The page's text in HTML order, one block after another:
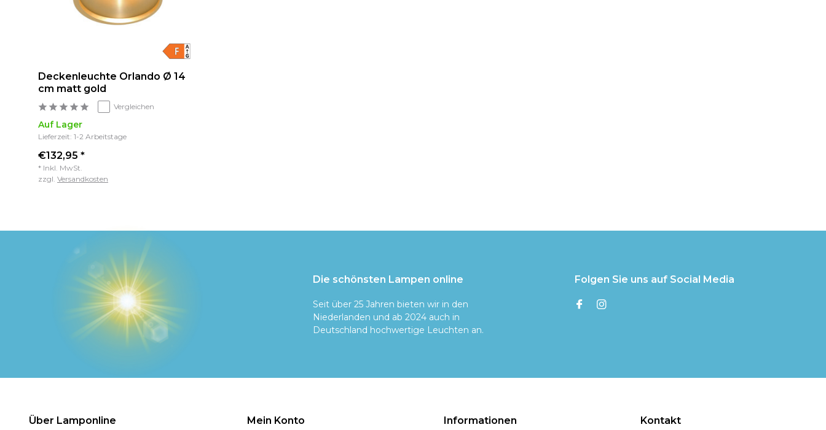
Deckenleuchte Orlando Ø 14
cm matt gold
Vergleichen
Auf Lager
Lieferzeit: 1-2 Arbeitstage
€132,95 *
* Inkl. MwSt.
zzgl. Versandkosten
Die schönsten Lampen online
Seit über 25 Jahren bieten wir in den
Niederlanden und ab 2024 auch in
Deutschland hochwertige Leuchten an.
Folgen Sie uns auf Social Media
Über Lamponline Mein Konto Informationen Kontakt